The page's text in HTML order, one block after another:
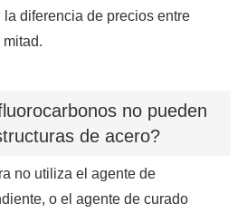
la diferencia de precios entre
mitad.
no pueden
de acero?
no utiliza el agente de
o el agente de curado